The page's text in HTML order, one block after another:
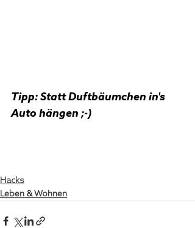
Tipp: Statt Duftbäumchen in's
Auto hängen ;-)
Hacks
Leben & Wohnen